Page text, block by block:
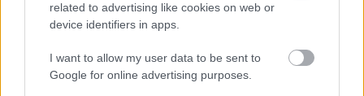
related to advertising like cookies on web or
device identifiers in apps.
I want to allow my user data to be sent to
Google for online advertising purposes.